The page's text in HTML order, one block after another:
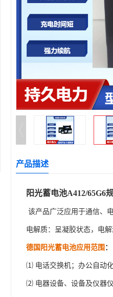
产品描述
阳光蓄电池A412/65G6
该产品广泛应用于通信、
电解质：呈凝胶状态，电
德国阳光蓄电池应用范围 ：
⑴ 电话交换机；办公自动
⑵ 电器设备、设备及仪器